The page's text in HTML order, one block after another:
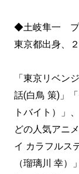
◆土岐隼一 プ
東京都出身、
「東京リベン
話(白鳥 策)」
トバイト）」
どの人気アニ
イ カラフルス
（瑠璃川 幸